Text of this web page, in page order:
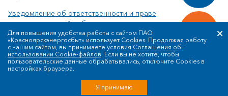
Уведомление об ответственности и праве
интеллектуальной собственности
Политика ПАО «Красноярскэнергосбыт» в отношении
обработки персональных данных
Для повышения удобства работы с сайтом ПАО
«Красноярскэнергосбыт» использует Cookies. Продолжая работу
с нашим сайтом, вы принимаете условия Соглашения об
использовании Cookie-файлов. Если вы не хотите, чтобы
пользовательские данные обрабатывались, отключите Cookies в
настройках браузера.
Я принимаю